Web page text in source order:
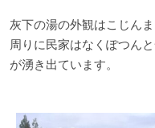
灰下の湯の外観はこじん
周りに民家はなくぽつん
が湧き出ています。